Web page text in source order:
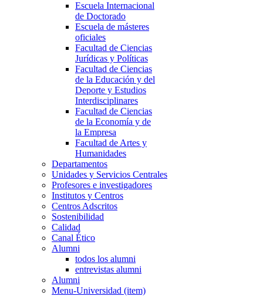
Escuela Internacional
de Doctorado
Escuela de másteres
oficiales
Facultad de Ciencias
Jurídicas y Políticas
Facultad de Ciencias
de la Educación y del
Deporte y Estudios
Interdisciplinares
Facultad de Ciencias
de la Economía y de
la Empresa
Facultad de Artes y
Humanidades
Departamentos
Unidades y Servicios Centrales
Profesores e investigadores
Institutos y Centros
Centros Adscritos
Sostenibilidad
Calidad
Canal Ético
Alumni
todos los alumni
entrevistas alumni
Alumni
Menu-Universidad (item)